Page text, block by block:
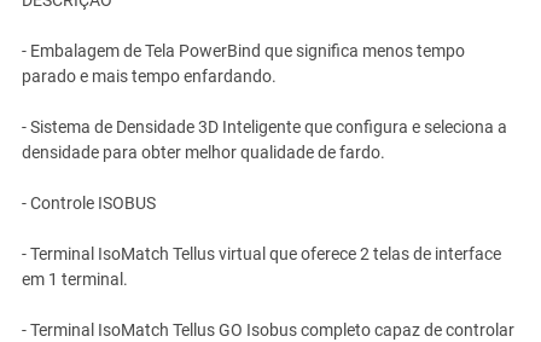
- Embalagem de Tela PowerBind que significa menos tempo
parado e mais tempo enfardando.
- Sistema de Densidade 3D Inteligente que configura e seleciona a
densidade para obter melhor qualidade de fardo.
- Controle ISOBUS
- Terminal IsoMatch Tellus virtual que oferece 2 telas de interface
em 1 terminal.
- Terminal IsoMatch Tellus GO Isobus completo capaz de controlar